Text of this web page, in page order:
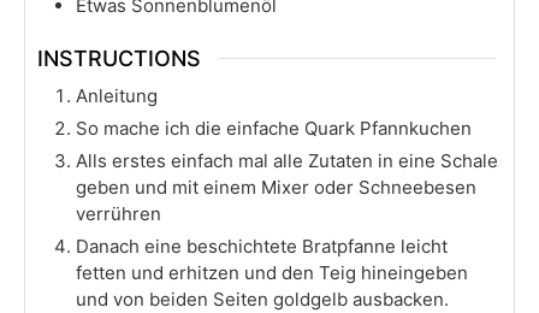
Etwas Sonnenblumenöl
INSTRUCTIONS
Anleitung
So mache ich die einfache Quark Pfannkuchen
Alls erstes einfach mal alle Zutaten in eine Schale
geben und mit einem Mixer oder Schneebesen
verrühren
Danach eine beschichtete Bratpfanne leicht
fetten und erhitzen und den Teig hineingeben
und von beiden Seiten goldgelb ausbacken.